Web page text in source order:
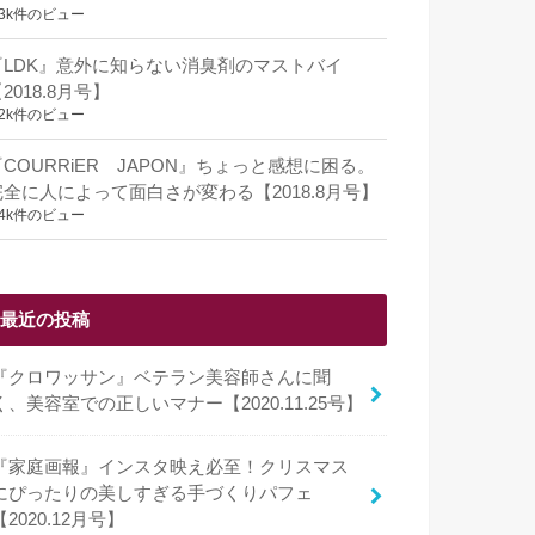
件のビュー
LDK』意外に知らない消臭剤のマストバイ
2018.8月号】
件のビュー
COURRiER JAPON』ちょっと感想に困る。
全に人によって面白さが変わる【2018.8月号】
件のビュー
最近の投稿
『クロワッサン』ベテラン美容師さんに聞
、美容室での正しいマナー【2020.11.25号】
『家庭画報』インスタ映え必至！クリスマス
ぴったりの美しすぎる手づくりパフェ
【2020.12月号】